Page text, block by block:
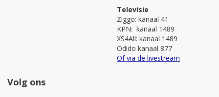
Televisie
Ziggo: kanaal 41
KPN: kanaal 1489
XS4All: kanaal 1489
Odido kanaal 877
Of via de livestream
Volg ons